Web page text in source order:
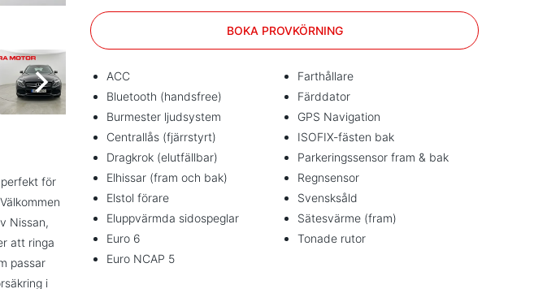
för
Nissan,
att ringa
passar
i
BOKA PROVKÖRNING
ACC
Bluetooth (handsfree)
Burmester ljudsystem
Centrallås (fjärrstyrt)
Dragkrok (elutfällbar)
Elhissar (fram och bak)
Elstol förare
Eluppvärmda sidospeglar
Euro 6
Euro NCAP 5
Farthållare
Färddator
GPS Navigation
ISOFIX-fästen bak
Parkeringssensor fram & bak
Regnsensor
Svensksåld
Sätesvärme (fram)
Tonade rutor